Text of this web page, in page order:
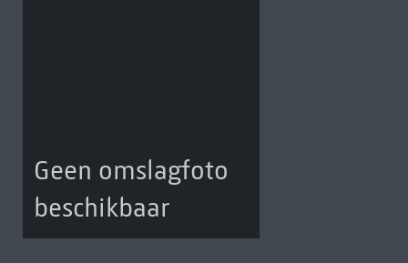
Geen omslagfoto
beschikbaar